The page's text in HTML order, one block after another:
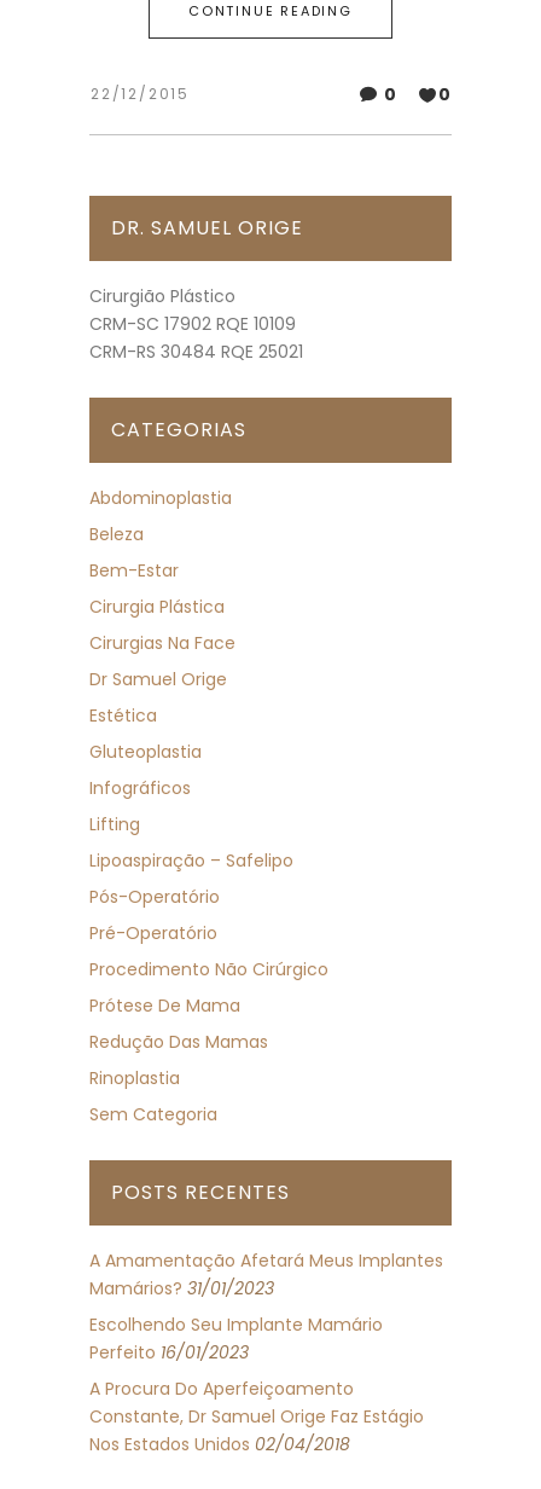
CONTINUE READING
22/12/2015 0 0
DR. SAMUEL ORIGE
Cirurgião Plástico
CRM-SC 17902 RQE 10109
CRM-RS 30484 RQE 25021
CATEGORIAS
Abdominoplastia
Beleza
Bem-Estar
Cirurgia Plástica
Cirurgias Na Face
Dr Samuel Orige
Estética
Gluteoplastia
Infográficos
Lifting
Lipoaspiração – Safelipo
Pós-Operatório
Pré-Operatório
Procedimento Não Cirúrgico
Prótese De Mama
Redução Das Mamas
Rinoplastia
Sem Categoria
POSTS RECENTES
A Amamentação Afetará Meus Implantes
Mamários? 31/01/2023
Escolhendo Seu Implante Mamário
Perfeito 16/01/2023
A Procura Do Aperfeiçoamento
Constante, Dr Samuel Orige Faz Estágio
Nos Estados Unidos 02/04/2018